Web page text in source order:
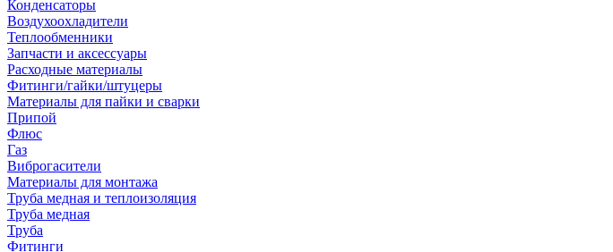
Конденсаторы
Воздухоохладители
Теплообменники
Запчасти и аксессуары
Расходные материалы
Фитинги/гайки/штуцеры
Материалы для пайки и сварки
Припой
Флюс
Газ
Виброгасители
Материалы для монтажа
Труба медная и теплоизоляция
Труба медная
Труба
Фитинги